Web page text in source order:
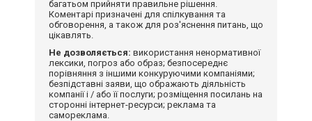
багатьом прийняти правильне рішення.
Коментарі призначені для спілкування та
обговорення, а також для роз'яснення питань, що
цікавлять.
Не дозволяється: використання ненормативної
лексики, погроз або образ; безпосереднє
порівняння з іншими конкуруючими компаніями;
безпідставні заяви, що ображають діяльність
компанії і / або її послуги; розміщення посилань на
сторонні інтернет-ресурси; реклама та
самореклама.